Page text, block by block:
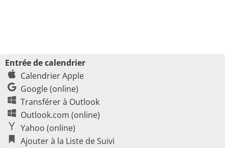
Entrée de calendrier
Calendrier Apple
Google (online)
Transférer à Outlook
Outlook.com (online)
Yahoo (online)
Ajouter à la Liste de Suivi